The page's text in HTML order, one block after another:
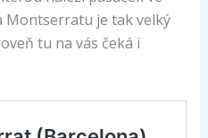
Montserratu je tak velký
tu na vás čeká i